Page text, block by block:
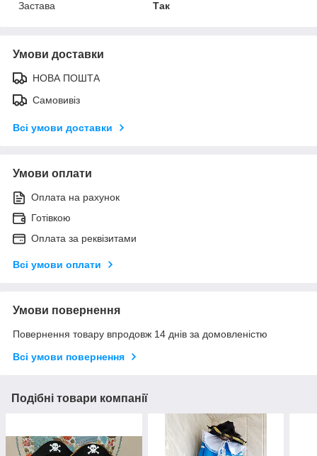
Застава
Так
Умови доставки
НОВА ПОШТА
Самовивіз
Всі умови доставки
Умови оплати
Оплата на рахунок
Готівкою
Оплата за реквізитами
Всі умови оплати
Умови повернення
Повернення товару впродовж 14 днів за домовленістю
Всі умови повернення
Подібні товари компанії